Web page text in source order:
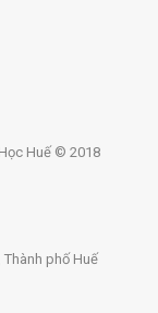
Huế © 2018
phố Huế